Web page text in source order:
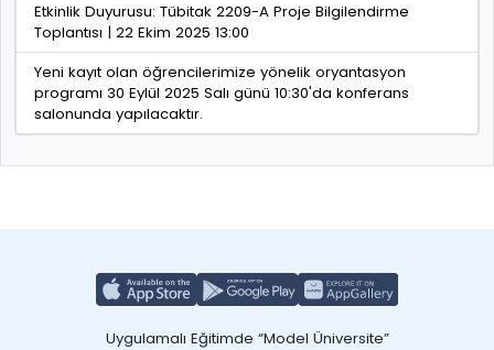
Etkinlik Duyurusu: Tübitak 2209-A Proje Bilgilendirme
Toplantısı | 22 Ekim 2025 13:00
Yeni kayıt olan öğrencilerimize yönelik oryantasyon
programı 30 Eylül 2025 Salı günü 10:30'da konferans
salonunda yapılacaktır.
Uygulamalı Eğitimde “Model Üniversite”